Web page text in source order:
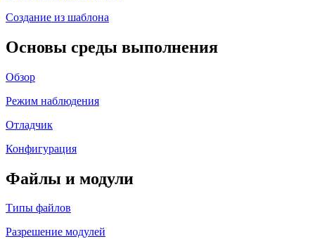
Создание из шаблона
Основы среды выполнения
Обзор
Режим наблюдения
Отладчик
Конфигурация
Файлы и модули
Типы файлов
Разрешение модулей